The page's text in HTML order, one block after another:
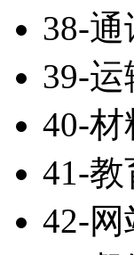
38-
39-
40-材
41-
42-网